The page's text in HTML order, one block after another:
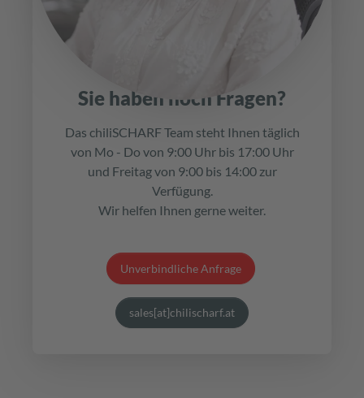
Sie haben noch Fragen?
Das chiliSCHARF Team steht Ihnen täglich
von Mo - Do von 9:00 Uhr bis 17:00 Uhr
und Freitag von 9:00 bis 14:00 zur
Verfügung.
Wir helfen Ihnen gerne weiter.
Unverbindliche Anfrage
sales[at]chilischarf.at